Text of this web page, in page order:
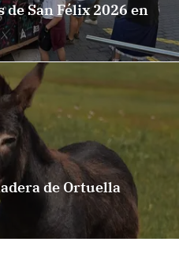
de San Félix 2026 en
de Ortuella